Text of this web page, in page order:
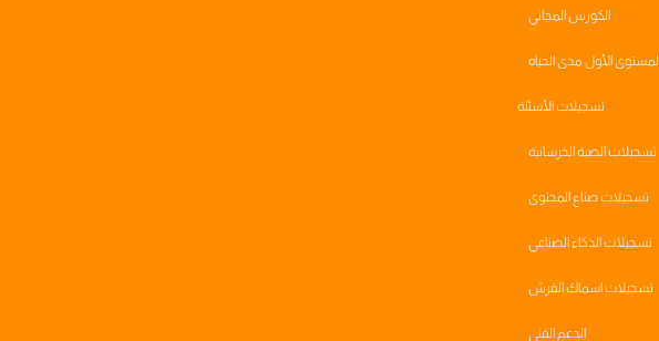
الكورس المجاني
المستوى الأول مدى الحياه
تسجيلات الأسئلة
تسجيلات الصبة الخرسانية
تسجيلات صناع المحتوى
تسجيلات الذكاء الصناعي
تسجيلات اسماك القرش
الدعم الفني